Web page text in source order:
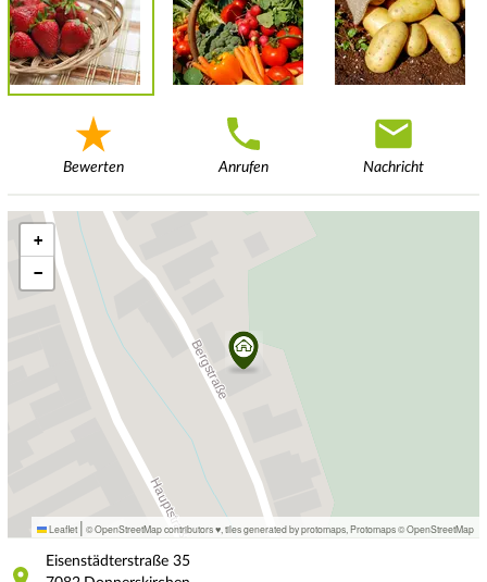
Bewerten Anrufen Nachricht
+
−
Leaflet | © OpenStreetMap contributors ♥, tiles generated by protomaps Protomaps©OpenStreetMap
Eisenstädterstraße 35